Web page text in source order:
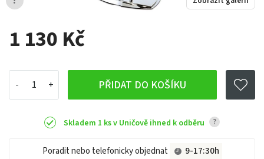
1 130 Kč
PŘIDAT DO KOŠÍKU
Skladem 1 ks v Uničově ihned k odběru ?
Poradit nebo telefonicky objednat
9-17:30h